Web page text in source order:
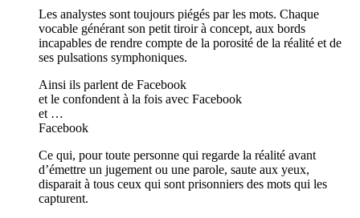
Les analystes sont toujours piégés par les mots. Chaque
vocable générant son petit tiroir à concept, aux bords
incapables de rendre compte de la porosité de la réalité et de
ses pulsations symphoniques.
Ainsi ils parlent de Facebook
et le confondent à la fois avec Facebook
et …
Facebook
Ce qui, pour toute personne qui regarde la réalité avant
d’émettre un jugement ou une parole, saute aux yeux,
disparait à tous ceux qui sont prisonniers des mots qui les
capturent.